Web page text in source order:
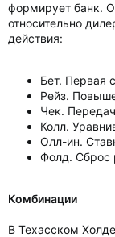
формирует банк.
относительно
действия:
Бет. Первая
Рейз.
Чек.
Колл.
Олл-ин.
Фолд. Сброс
Комбинации
В Техасском